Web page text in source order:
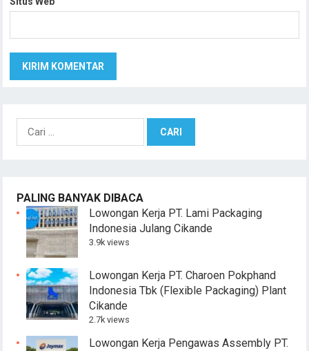
Cari
untuk:
PALING BANYAK DIBACA
Lowongan Kerja PT. Lami Packaging
Indonesia Julang Cikande
3.9k views
Lowongan Kerja PT. Charoen Pokphand
Indonesia Tbk (Flexible Packaging) Plant
Cikande
2.7k views
Lowongan Kerja Pengawas Assembly PT.